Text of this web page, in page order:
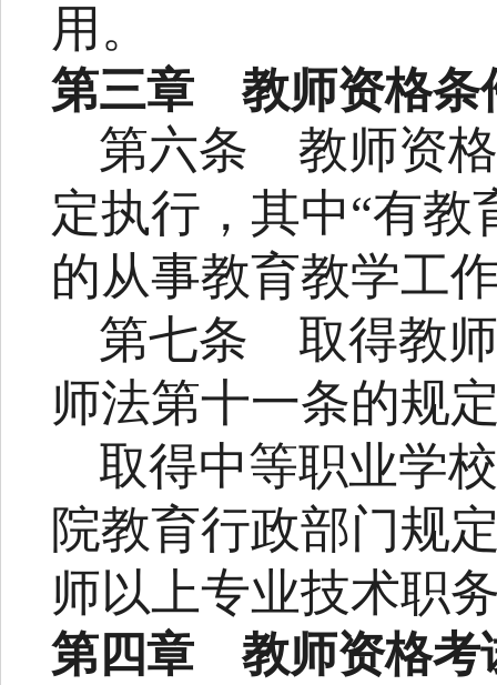
用。
第三章 教师资格条
第六条 教师资
定执行，其中“有教
的从事教育教学工
第七条 取得教
师法第十一条的规
取得中等职业学
院教育行政部门规
师以上专业技术职
第四章 教师资格考